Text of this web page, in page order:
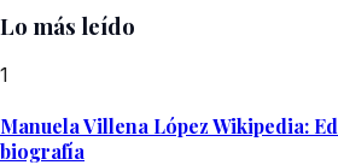
Lo más leído
1
Manuela Villena López Wikipedia:
biografía